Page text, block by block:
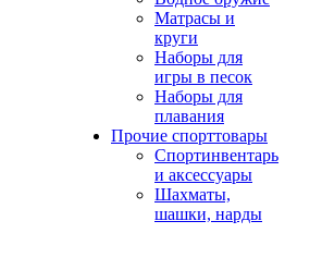
Матрасы и
круги
Наборы для
игры в песок
Наборы для
плавания
Прочие спорттовары
Спортинвентарь
и аксессуары
Шахматы,
шашки, нарды